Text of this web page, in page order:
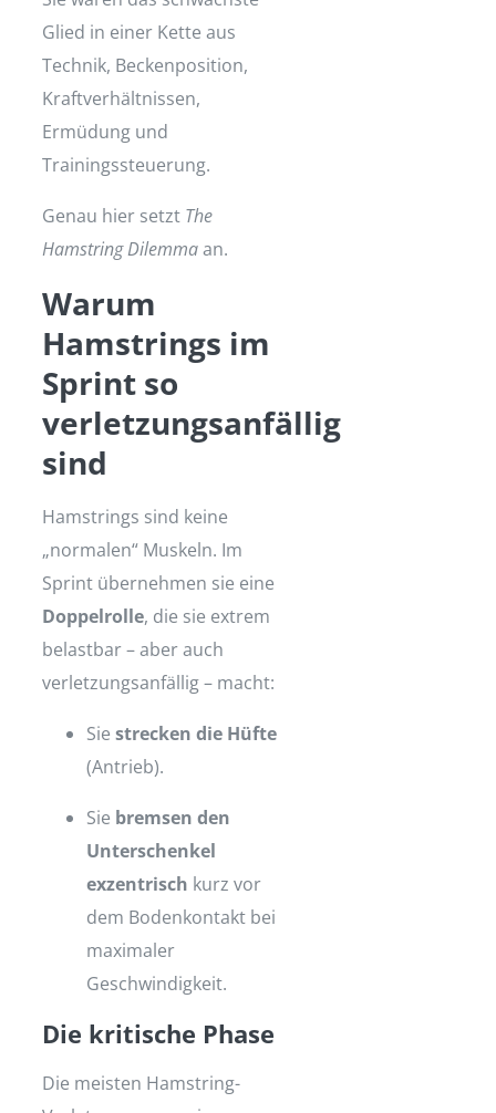
Glied in einer Kette aus
Technik, Beckenposition,
Kraftverhältnissen,
Ermüdung und
Trainingssteuerung.
Genau hier setzt The
Hamstring Dilemmaan.
Warum
Hamstrings im
Sprint so
verletzungsanfällig
sind
Hamstrings sind keine
„normalen“ Muskeln. Im
Sprint übernehmen sie eine
Doppelrolle, die sie extrem
belastbar – aber auch
verletzungsanfällig – macht:
Sie strecken die Hüfte
(Antrieb).
Sie bremsen den
Unterschenkel
exzentrisch kurz vor
dem Bodenkontakt bei
maximaler
Geschwindigkeit.
Die kritische Phase
Die meisten Hamstring-